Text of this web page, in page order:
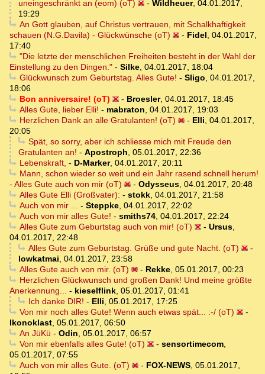
uneingeschränkt an (eom) (oT)
- Wildheuer, 04.01.2017,
19:29
An Gott glauben, auf Christus vertrauen, mit Schalkhaftigkeit
schauen (N.G.Davila) - Glückwünsche (oT)
- Fidel, 04.01.2017,
17:40
"Die letzte der menschlichen Freiheiten besteht in der Wahl der
Einstellung zu den Dingen." - Silke, 04.01.2017, 18:04
Glückwunsch zum Geburtstag. Alles Gute! - Sligo, 04.01.2017,
18:06
Bon anniversaire! (oT)
- Broesler, 04.01.2017, 18:45
Alles Gute, lieber Elli! - mabraton, 04.01.2017, 19:03
Herzlichen Dank an alle Gratulanten! (oT)
- Elli, 04.01.2017,
20:05
Spät, so sorry, aber ich schliesse mich mit Freude den
Gratulanten an! - Apostroph, 05.01.2017, 22:36
Lebenskraft, - D-Marker, 04.01.2017, 20:11
Mann, schon wieder so weit und ein Jahr rasend schnell herum!
- Alles Gute auch von mir (oT)
- Odysseus, 04.01.2017, 20:48
Alles Gute Elli (Großvater): - stokk, 04.01.2017, 21:58
Auch von mir ... - Steppke, 04.01.2017, 22:02
Auch von mir alles Gute! - smiths74, 04.01.2017, 22:24
Alles Gute zum Geburtstag auch von mir! (oT)
- Ursus,
04.01.2017, 22:48
Alles Gute zum Geburtstag. Grüße und gute Nacht. (oT)
-
lowkatmai, 04.01.2017, 23:58
Alles Gute auch von mir. (oT)
- Rekke, 05.01.2017, 00:23
Herzlichen Glückwunsch und großen Dank! Und meine größte
Anerkennung... - kieselflink, 05.01.2017, 01:41
Ich danke DIR! - Elli, 05.01.2017, 17:25
Von mir noch alles Gute! Wenn auch etwas spät... :-/ (oT)
-
Ikonoklast, 05.01.2017, 06:50
An JüKü - Odin, 05.01.2017, 06:57
Von mir ebenfalls alles Gute! (oT)
- sensortimecom,
05.01.2017, 07:55
Auch von mir alles Gute. (oT)
- FOX-NEWS, 05.01.2017,